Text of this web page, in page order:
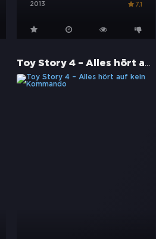
2013 7.1
Toy Story 4 – Alles hört auf kein Kommando